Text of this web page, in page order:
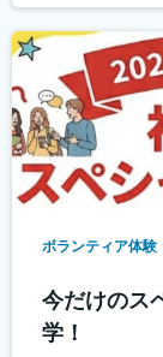
ボランティア体験
今だけのス
学！